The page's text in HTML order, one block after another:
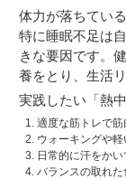
体力が落ちてい
特に睡眠不足は
きな要因です。
養をとり、生活
実践したい「熱
適度な筋トレで
ウォーキングや
日常的に汗をか
バランスの取れ